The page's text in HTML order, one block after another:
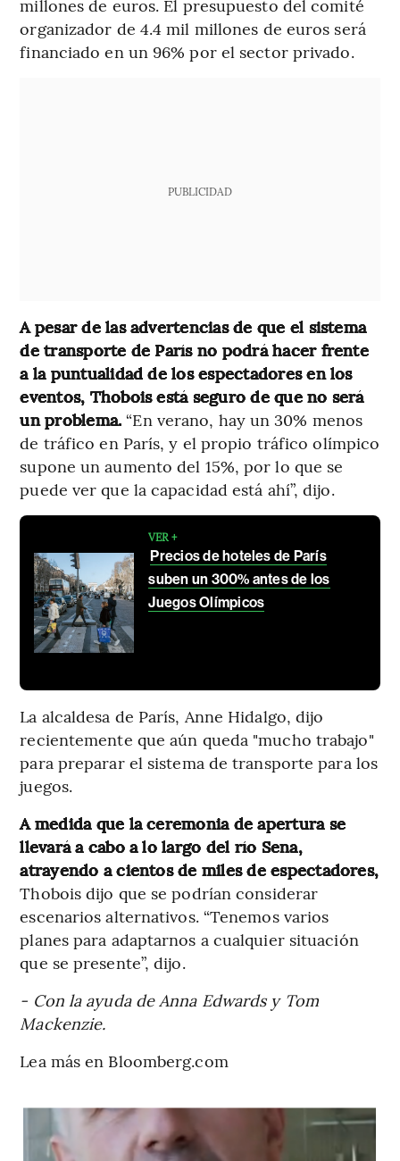
millones de euros. El presupuesto del comité
organizador de 4.4 mil millones de euros será
financiado en un 96% por el sector privado.
PUBLICIDAD
A pesar de las advertencias de que el sistema
de transporte de París no podrá hacer frente
a la puntualidad de los espectadores en los
eventos, Thobois está seguro de que no será
un problema. “En verano, hay un 30% menos
de tráfico en París, y el propio tráfico olímpico
supone un aumento del 15%, por lo que se
puede ver que la capacidad está ahí”, dijo.
VER +
Precios de hoteles de París
suben un 300% antes de los
Juegos Olímpicos
La alcaldesa de París, Anne Hidalgo, dijo
recientemente que aún queda "mucho trabajo"
para preparar el sistema de transporte para los
juegos.
A medida que la ceremonia de apertura se
llevará a cabo a lo largo del río Sena,
atrayendo a cientos de miles de espectadores,
Thobois dijo que se podrían considerar
escenarios alternativos. “Tenemos varios
planes para adaptarnos a cualquier situación
que se presente”, dijo.
- Con la ayuda de Anna Edwards y Tom
Mackenzie.
Lea más en Bloomberg.com